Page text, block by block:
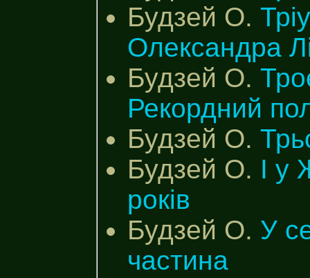
Будзей О.
Олександра
Будзей О.
Рекордний
Будзей О.
Будзей О. І у
років
Будзей О. У
частина